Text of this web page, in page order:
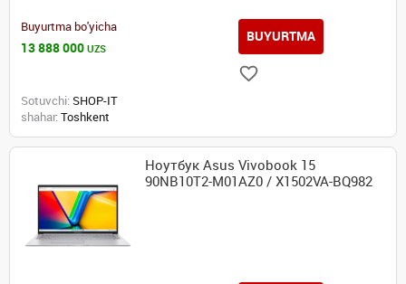
Buyurtma bo'yicha
13 888 000 UZS
BUYURTMA
Sotuvchi: SHOP-IT
shahar: Toshkent
Ноутбук Asus Vivobook 15
90NB10T2-M01AZ0 / X1502VA-BQ982